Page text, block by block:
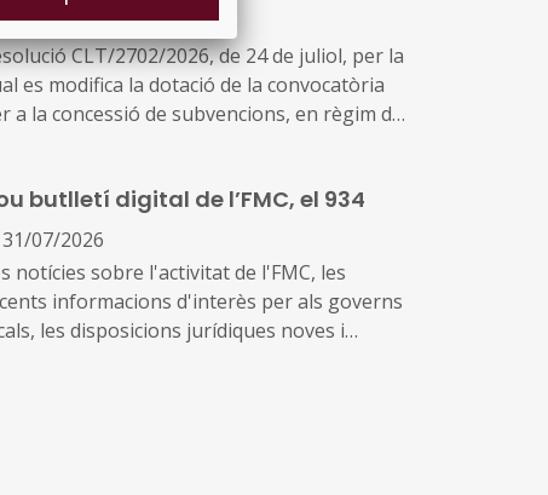
07/2026
CLT/2702/2026, de 24 de juliol, per la
es modifica la dotació de la convocatòria
a la concessió de subvencions, en règim de
butlletí digital de l’FMC, el 934
31/07/2026
notícies sobre l'activitat de l'FMC, les
informacions d'interès per als governs
les disposicions jurídiques noves i